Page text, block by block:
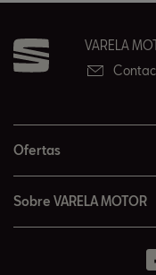
VARELA
Ofertas
Sobre VARELA MOTOR